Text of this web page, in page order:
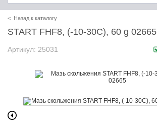
< Назад к каталогу
START FHF8, (-10-30C), 60 g 02665
Артикул: 25031